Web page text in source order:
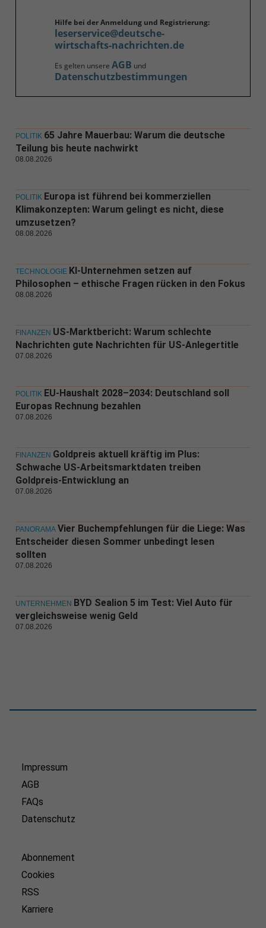
Hilfe bei der Anmeldung und Registrierung:
leserservice@deutsche-
wirtschafts-nachrichten.de
Es gelten unsere AGB und
Datenschutzbestimmungen
POLITIK 65 Jahre Mauerbau: Warum die deutsche
Teilung bis heute nachwirkt
08.08.2026
POLITIK Europa ist führend bei kommerziellen
Klimakonzepten: Warum gelingt es nicht, diese
umzusetzen?
08.08.2026
TECHNOLOGIE KI-Unternehmen setzen auf
Philosophen – ethische Fragen rücken in den Fokus
08.08.2026
FINANZEN US-Marktbericht: Warum schlechte
Nachrichten gute Nachrichten für US-Anlegertitle
07.08.2026
POLITIK EU-Haushalt 2028–2034: Deutschland soll
Europas Rechnung bezahlen
07.08.2026
FINANZEN Goldpreis aktuell kräftig im Plus:
Schwache US-Arbeitsmarktdaten treiben
Goldpreis-Entwicklung an
07.08.2026
PANORAMA Vier Buchempfehlungen für die Liege: Was
Entscheider diesen Sommer unbedingt lesen
sollten
07.08.2026
UNTERNEHMEN BYD Sealion 5 im Test: Viel Auto für
vergleichsweise wenig Geld
07.08.2026
Impressum
AGB
FAQs
Datenschutz
Abonnement
Cookies
RSS
Karriere